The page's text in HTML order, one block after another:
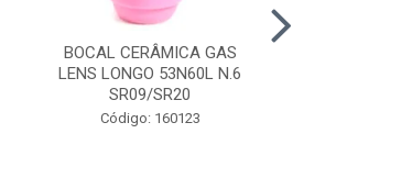
BOCAL CERÂMICA GAS
LENS LONGO 53N60L N.6
SR09/SR20
Código: 160123